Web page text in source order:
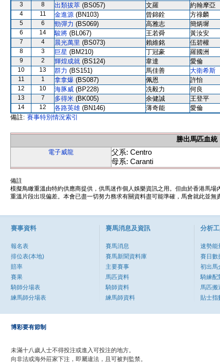
3 8 出類拔萃 (BS057) 文羅 約翰摩亞
4 11 金進源 (BN103) 曾錦銓 方祿麟
5 6 勁彈力 (BS069) 高雅志 簡炳墀
6 14 駿將 (BL067) 王若舜 黃汝安
7 4 晨光萬里 (BS073) 賴維銘 伍碧權
8 3 巨星 (BM210) 丁冠豪 羅國洲
9 2 輝煌成就 (BS124) 韋達 愛倫
10 13 群力 (BS151) 馬佳善 大衛希斯
11 1 拿拿爆 (BS087) 佩恩 許怡
12 10 海豚威 (BP228) 冼毅力 何良
13 7 多得米 (BK005) 余健誠 王登平
14 12 各路英雄 (BN146) 薄奇能
愛倫
備註: 賽事特別情況索引
勝出馬匹血統
電子威龍
父系: Centro
母系: Caranti
備註
模擬鳥瞰重溫由特約供應商提供，供馬迷作個人娛樂資訊之用。但由於香港馬
重溫片段出現偏差。本會已盡一切努力務求有關資料盡可能準確，馬會就此並
賽事資料
報名表
排位表(本地)
賠率
賽果
騎師分場表
練馬師分場表
賽馬消息及資訊
賽馬消息
賽馬新聞資料庫
主要賽事
馬匹資料
騎師資料
練馬師資料
分析
速勢能
賽日數
初出馬
騎練配
馬匹搬
貼士指
博彩要有節制
未滿十八歲人士不得投注或進入可投注的地方。
向非法或海外莊家下注，即屬違法，且可被判監禁。